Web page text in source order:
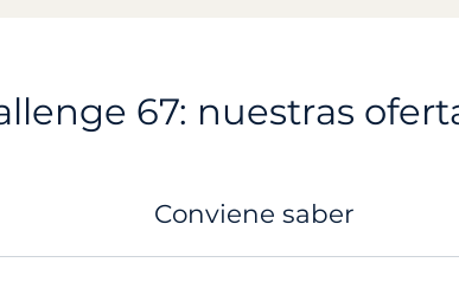
67: nuestras
Conviene saber